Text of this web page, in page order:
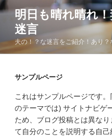
コ
ン
ツ
明日も晴れ晴れ
迷言
夫の！？な迷言をご紹介！あり
サンプルページ
これはサンプルページです
のテーマでは) サイトナビゲ
ため、ブログ投稿とは異な
て自分のことを説明する自